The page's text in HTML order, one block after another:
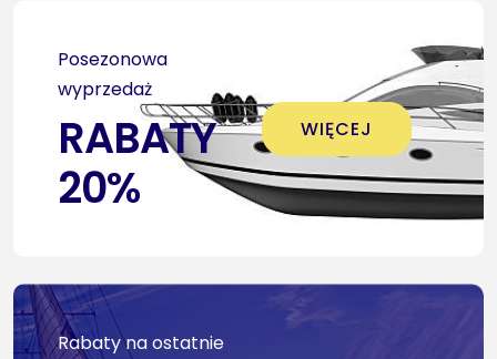
Posezonowa
wyprzedaż
RABATY
20%
WIĘCEJ
Rabaty na ostatnie